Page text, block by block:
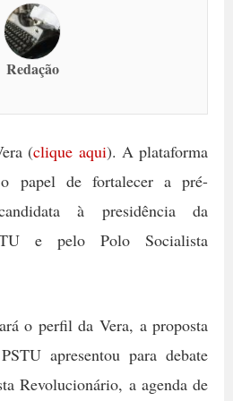
Redação
(clique aqui). A plataforma
papel de fortalecer a pré-
à presidência da
e pelo Polo Socialista
o perfil da Vera, a proposta
apresentou para debate
Revolucionário, a agenda de